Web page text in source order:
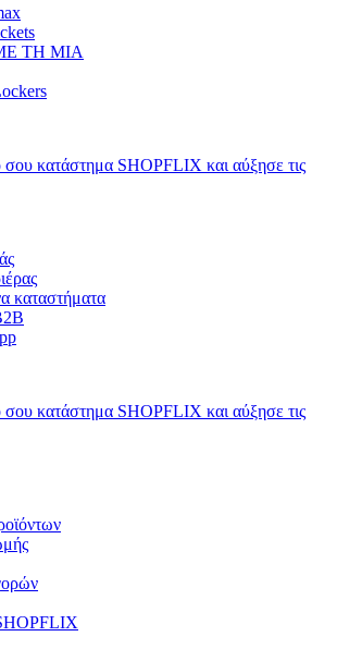
ΤΗ ΜΙΑ
σου κατάστημα SHOPFLIX και αύξησε τις
καταστήματα
σου κατάστημα SHOPFLIX και αύξησε τις